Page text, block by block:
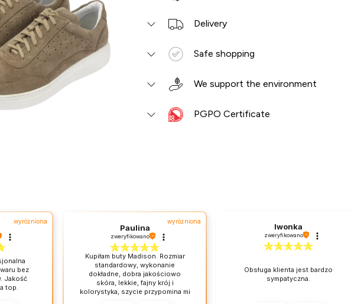
Delivery
Safe shopping
We support the environment
PGPO Certificate
wyróżniona
bez
Jakość
top.
wyróżniona
Paulina
zweryfikowano
Kupiłam buty Madison. Rozmiar
standardowy, wykonanie
dokładne, dobra jakościowo
skóra, lekkie, fajny krój i
kolorystyka, szycie przypomina mi
Iwonka
zweryfikowano
Obsługa klienta jest bardzo
sympatyczna.